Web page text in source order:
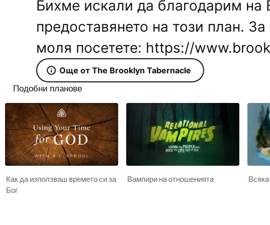
Бихме искали да благодарим на
предоставянето на този план.
моля посетете: https://
Още от The Brooklyn Tabernacle
Подобни планове
Как да използваш времето си за
Бог
Вампири на отношенията